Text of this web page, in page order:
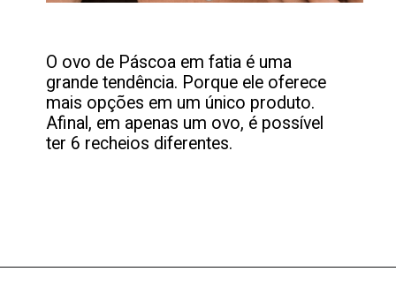
O ovo de Páscoa em fatia é uma
grande tendência. Porque ele oferece
mais opções em um único produto.
Afinal, em apenas um ovo, é possível
ter 6 recheios diferentes.